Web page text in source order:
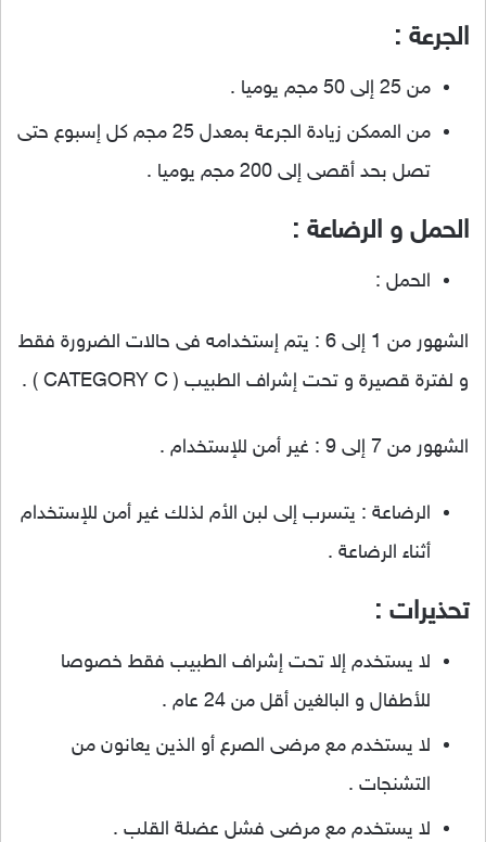
الجرعة :
من 25 إلى 50 مجم يوميا .
من الممكن زيادة الجرعة بمعدل 25 مجم كل إسبوع حتى
تصل بحد أقصى إلى 200 مجم يوميا .
الحمل و الرضاعة :
الحمل :
الشهور من 1 إلى 6 : يتم إستخدامه فى حالات الضرورة فقط
و لفترة قصيرة و تحت إشراف الطبيب ( CATEGORY C ) .
الشهور من 7 إلى 9 : غير أمن للإستخدام .
الرضاعة : يتسرب إلى لبن الأم لذلك غير أمن للإستخدام
أثناء الرضاعة .
تحذيرات :
لا يستخدم إلا تحت إشراف الطبيب فقط خصوصا
للأطفال و البالغين أقل من 24 عام .
لا يستخدم مع مرضى الصرع أو الذين يعانون من
التشنجات .
لا يستخدم مع مرضى فشل عضلة القلب .